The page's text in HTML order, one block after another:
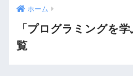
ホーム
「プログラミングを
覧